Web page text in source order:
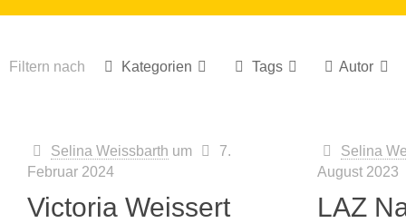
Filtern nach Kategorien Tags Autor
Selina Weissbarth um
7.
Februar 2024
Victoria Weissert
Selina
August 2023
LAZ